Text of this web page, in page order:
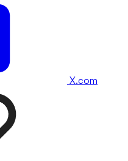
X.com